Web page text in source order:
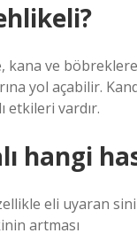
ve
yol açabilir.
etkileri vardır.
hangi
eli uyaran
artması